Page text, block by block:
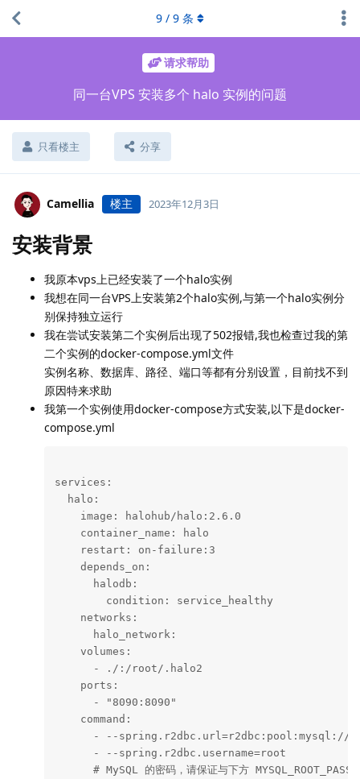
请求帮助
同一台VPS 安装多个 halo 实例的问题
只看楼主 分享
9 / 9 条
Camellia 楼主 2023年12月3日
安装背景
我原本vps上已经安装了一个halo实例
我想在同一台VPS上安装第2个halo实例,与第一个halo实例分
别保持独立运行
我在尝试安装第二个实例后出现了502报错,我也检查过我的第
二个实例的docker-compose.yml文件
实例名称、数据库、路径、端口等都有分别设置，目前找不到
原因特来求助
我第一个实例使用docker-compose方式安装,以下是docker-
compose.yml
services:
  halo:
    image: halohub/halo:2.6.0
    container_name: halo
    restart: on-failure:3
    depends_on:
      halodb:
        condition: service_healthy
    networks:
      halo_network:
    volumes:
      - ./:/root/.halo2
    ports:
      - "8090:8090"
    command:
- --spring.r2dbc.url=r2dbc:pool:mysql://
      - --spring.r2dbc.username=root
# MySQL 的密码，请保证与下方